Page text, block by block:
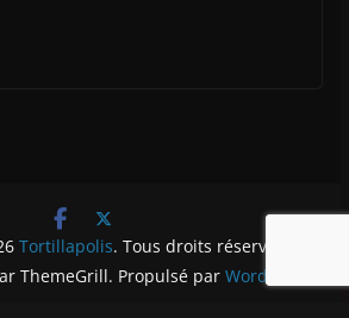
Tortillapolis. Tous droits réservés.
ThemeGrill. Propulsé parWordPress